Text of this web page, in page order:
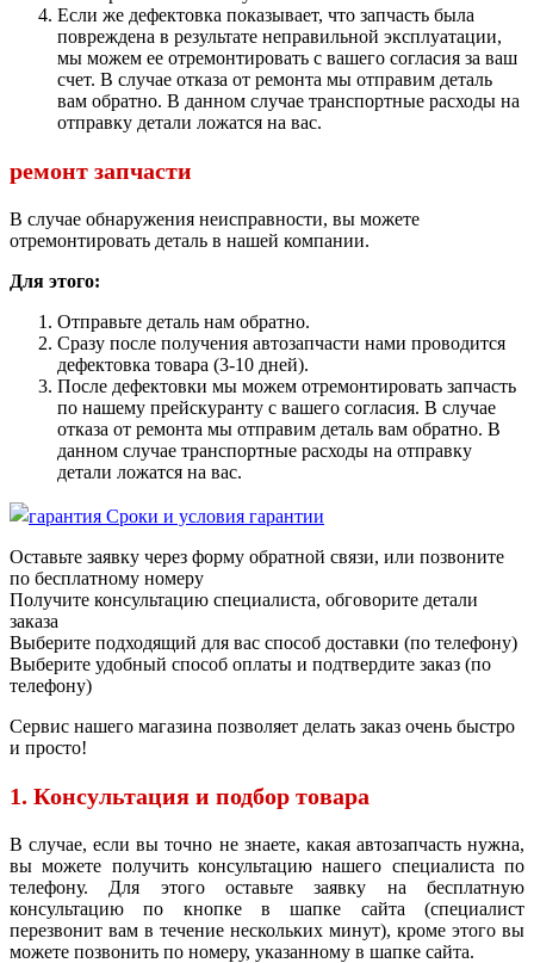
Если же дефектовка показывает, что запчасть была
повреждена в результате неправильной эксплуатации,
мы можем ее отремонтировать с вашего согласия за ваш
счет. В случае отказа от ремонта мы отправим деталь
вам обратно. В данном случае транспортные расходы на
отправку детали ложатся на вас.
ремонт запчасти
В случае обнаружения неисправности, вы можете
отремонтировать деталь в нашей компании.
Для этого:
Отправьте деталь нам обратно.
Сразу после получения автозапчасти нами проводится
дефектовка товара (3-10 дней).
После дефектовки мы можем отремонтировать запчасть
по нашему прейскуранту с вашего согласия. В случае
отказа от ремонта мы отправим деталь вам обратно. В
данном случае транспортные расходы на отправку
детали ложатся на вас.
Сроки и условия гарантии
Оставьте заявку через форму обратной связи, или позвоните
по бесплатному номеру
Получите консультацию специалиста, обговорите детали
заказа
Выберите подходящий для вас способ доставки (по телефону)
Выберите удобный способ оплаты и подтвердите заказ (по
телефону)
Сервис нашего магазина позволяет делать заказ очень быстро
и просто!
1. Консультация и подбор товара
В случае, если вы точно не знаете, какая автозапчасть нужна,
вы можете получить консультацию нашего специалиста по
телефону. Для этого оставьте заявку на бесплатную
консультацию по кнопке в шапке сайта (специалист
перезвонит вам в течение нескольких минут), кроме этого вы
можете позвонить по номеру, указанному в шапке сайта.